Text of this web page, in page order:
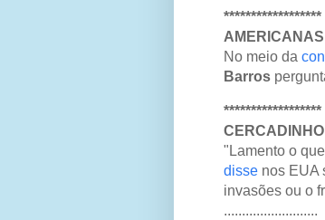
******************
AMERICANAS
No meio da
Barros
******************
CERCADINHO
"Lamento o
disse nos EUA
invasões ou o
..........................